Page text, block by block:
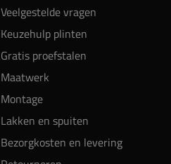
Veelgestelde vragen
Keuzehulp plinten
Gratis proefstalen
Maatwerk
Montage
Lakken en spuiten
Bezorgkosten en levering